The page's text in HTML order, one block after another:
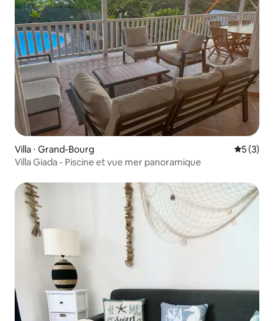
Villa ⋅ Grand-Bourg
5 (3)
Villa Giada - Piscine et vue mer panoramique